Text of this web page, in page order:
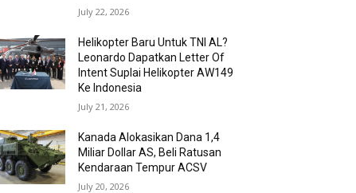
July 22, 2026
Helikopter Baru Untuk TNI AL?
Leonardo Dapatkan Letter Of
Intent Suplai Helikopter AW149
Ke Indonesia
July 21, 2026
Kanada Alokasikan Dana 1,4
Miliar Dollar AS, Beli Ratusan
Kendaraan Tempur ACSV
July 20, 2026